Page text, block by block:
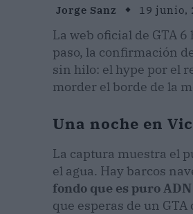
Jorge Sanz 19 junio,
La web oficial de GTA
paso, la confirmación
sin hilo: el hype por el
morder el borde de la
Una noche en
La captura muestra el
el agua. Hay barcos
fondo que es puro
que esperas de un